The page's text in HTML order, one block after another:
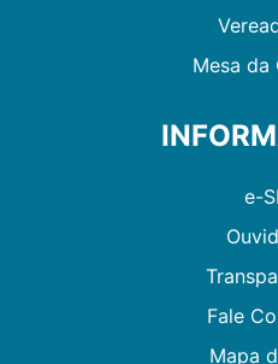
Mesa da
e-
Fale
Mapa